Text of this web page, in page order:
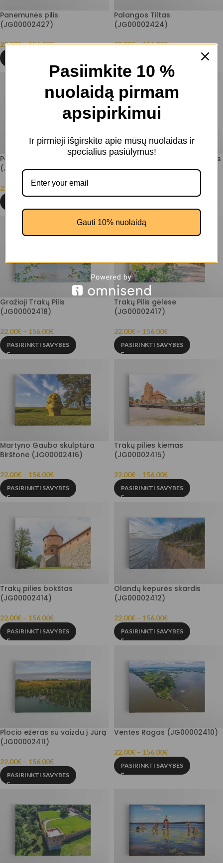
Panemunės pilis
(JG00002427)
22.00€–156.00€
Palangos Tiltas
(JG00002424)
22.00€–156.00€
Panemunės pilis
(JG00002421)
22.00 156.00 €
Alytaus Baltosios Rožės tiltas
(JG00002419)
Gražioji Trakų Pilis
(JG00002418)
22.00€ – 156.00€
PASIRINKTI SAVYBES
Trakų Pilis gėlese
(JG00002417)
22.00€ – 156.00€
PASIRINKTI SAVYBES
Martyno Gaubo skulptūra
Birštone (JG00002416)
22.00€ – 156.00€
PASIRINKTI SAVYBES
Trakų pilies kiemas
(JG00002415)
22.00€ – 156.00€
PASIRINKTI SAVYBES
Trakų pilies bokštas
(JG00002414)
22.00€ – 156.00€
PASIRINKTI SAVYBES
Olandų kepurės skardis
(JG00002412)
22.00€ – 156.00€
PASIRINKTI SAVYBES
Plocio ežeras su vaizdu į Jūrą
(JG00002411)
22.00€ – 156.00€
PASIRINKTI SAVYBES
Ventės Ragas (JG00002410)
22.00€ – 156.00€
PASIRINKTI SAVYBES
Pasiimkite 10 %
nuolaidą pirmam
apsipirkimui
Ir pirmieji išgirskite apie mūsų nuolaidas ir
specialius pasiūlymus!
Gauti 10% nuolaidą